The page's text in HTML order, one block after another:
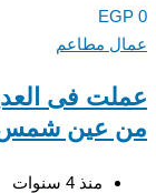
EGP 0
عمال مطاعم
عملت فى
من عين
منذ 4 سنوات